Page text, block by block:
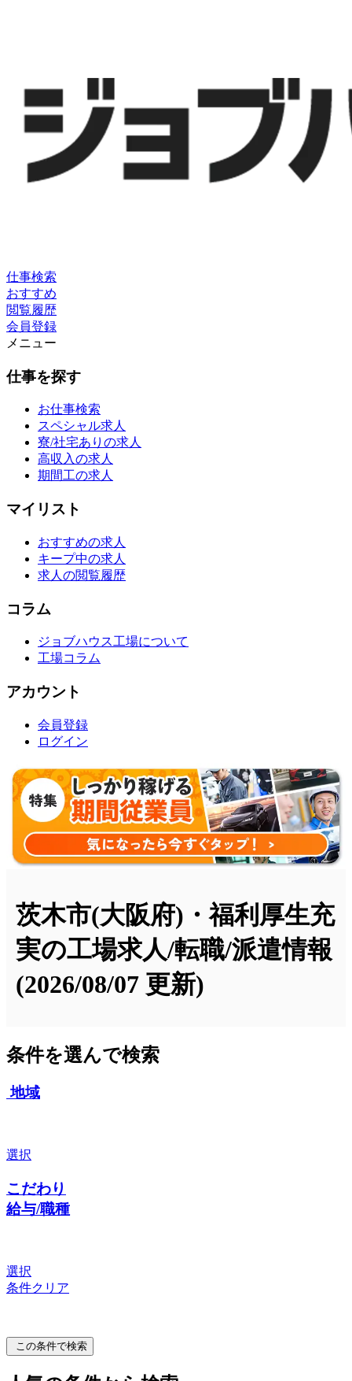
仕事検索
おすすめ
閲覧履歴
会員登録
メニュー
仕事を探す
お仕事検索
スペシャル求人
寮/社宅ありの求人
高収入の求人
期間工の求人
マイリスト
おすすめの求人
キープ中の求人
求人の閲覧履歴
コラム
ジョブハウス工場について
工場コラム
アカウント
会員登録
ログイン
茨木市(大阪府)・福利厚生充
実の工場求人/転職/派遣情報
(2026/08/07 更新)
条件を選んで検索
地域
選択
こだわり
給与/職種
選択
条件クリア
この条件で検索